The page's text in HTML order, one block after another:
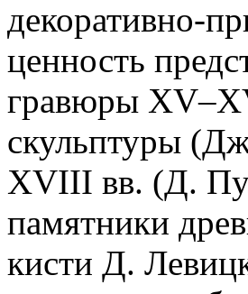
декоративно-
ценность
гравюры
скульптуры
XVIII вв. (Д.
памятники
кисти Д.